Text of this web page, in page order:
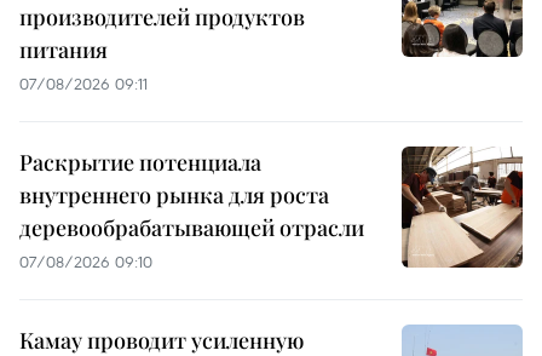
производителей продуктов
питания
07/08/2026 09:11
Раскрытие потенциала
внутреннего рынка для роста
деревообрабатывающей отрасли
07/08/2026 09:10
Камау проводит усиленную